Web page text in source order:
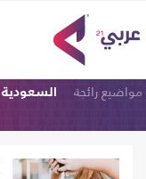
مواضيع رائجة السعودية